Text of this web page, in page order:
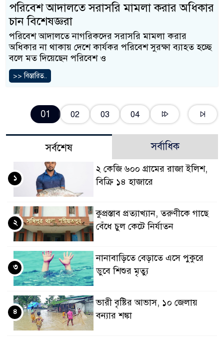
পরিবেশ আদালতে সরাসরি মামলা করার অধিকার
চান বিশেষজ্ঞরা
পরিবেশ আদালতে নাগরিকদের সরাসরি মামলা করার
অধিকার না থাকায় দেশে কার্যকর পরিবেশ সুরক্ষা ব্যাহত হচ্ছে
বলে মত দিয়েছেন পরিবেশ ও
>> বিস্তারিত..
01 02 03 04
সর্বশেষ সর্বাধিক
২ কেজি ৬০০ গ্রামের রাজা ইলিশ,
বিক্রি ১৪ হাজারে
১
কুপ্রস্তাব প্রত্যাখ্যান, তরুণীকে গাছে
বেঁধে চুল কেটে নির্যাতন
২
নানাবাড়িতে বেড়াতে এসে পুকুরে
ডুবে শিশুর মৃত্যু
৩
ভারী বৃষ্টির আভাস, ১০ জেলায়
বন্যার শঙ্কা
৪